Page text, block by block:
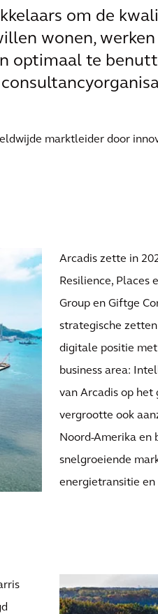
om de
wonen,
optimaal te
marktleider door
‌Arcadis zette in
Resilience, Places
Group en Giftge
strategische
digitale positie
business area:
van Arcadis op het
vergrootte ook
Noord-Amerika en
snelgroeiende
energietransitie